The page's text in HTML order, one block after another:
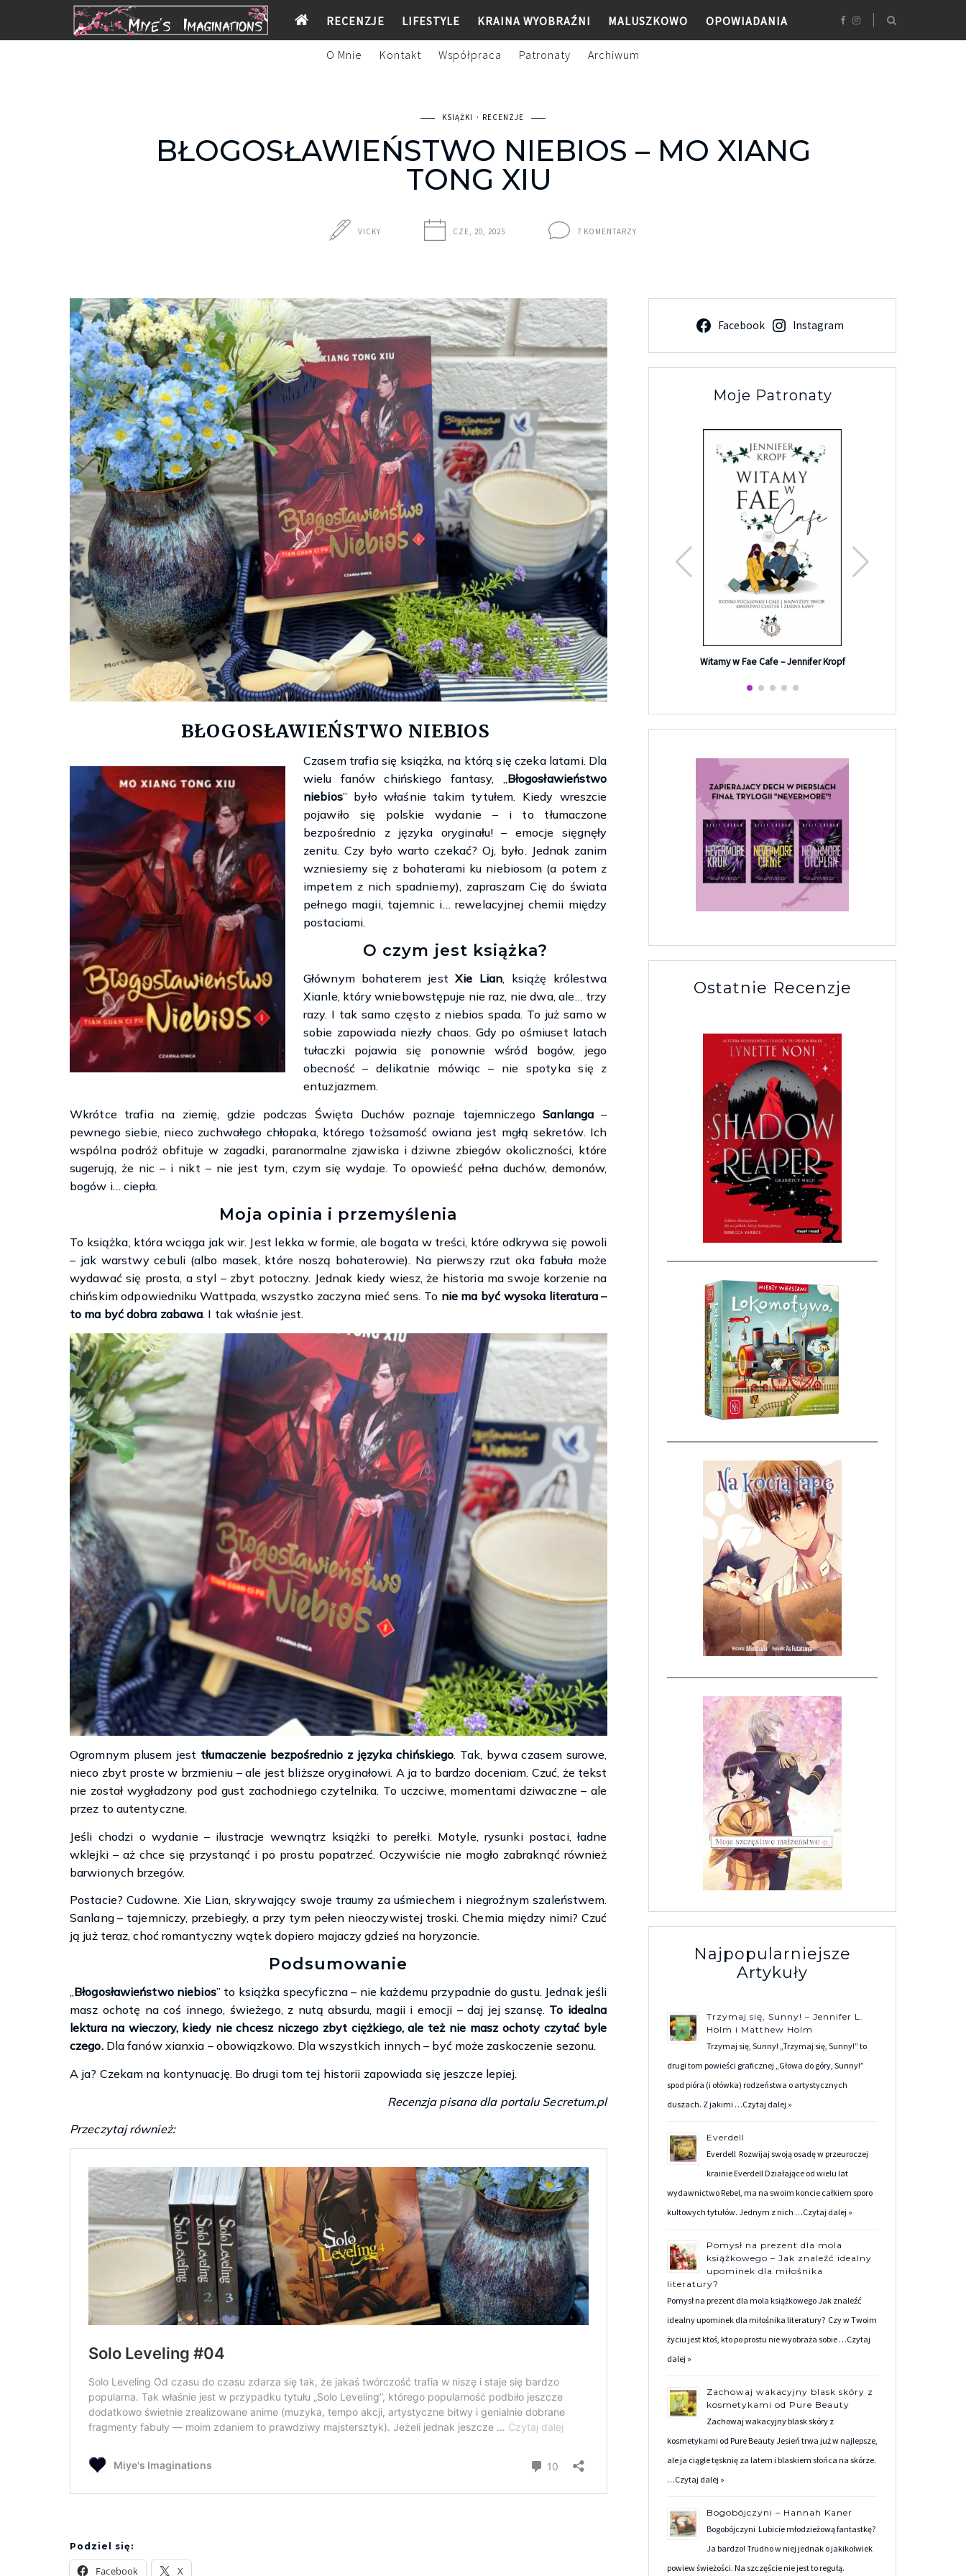
RECENZJE LIFESTYLE KRAINA WYOBRAŹNI MALUSZKOWO OPOWIADANIA
O Mnie Kontakt Współpraca Patronaty Archiwum
KSIĄŻKI RECENZJE
BŁOGOSŁAWIEŃSTWO NIEBIOS – MO XIANG
TONG XIU
VICKY CZE, 20, 2025 7 KOMENTARZY
BŁOGOSŁAWIEŃSTWO NIEBIOS
Czasem trafia się książka, na którą się czeka latami. Dla
wielu fanów chińskiego fantasy, „Błogosławieństwo
niebios” było właśnie takim tytułem. Kiedy wreszcie
pojawiło się polskie wydanie – i to tłumaczone
bezpośrednio z języka oryginału! – emocje sięgnęły
zenitu. Czy było warto czekać? Oj, było. Jednak zanim
wzniesiemy się z bohaterami ku niebiosom (a potem z
impetem z nich spadniemy), zapraszam Cię do świata
pełnego magii, tajemnic i… rewelacyjnej chemii między
postaciami.
O czym jest książka?
Głównym bohaterem jestXie Lian, książę królestwa
Xianle, który wniebowstępuje nie raz, nie dwa, ale… trzy
razy. I tak samo często z niebios spada. To już samo w
sobie zapowiada niezły chaos. Gdy po ośmiuset latach
tułaczki pojawia się ponownie wśród bogów, jego
obecność – delikatnie mówiąc – nie spotyka się z
entuzjazmem.
Wkrótce trafia na ziemię, gdzie podczas Święta Duchów poznaje tajemniczegoSanlanga –
pewnego siebie, nieco zuchwałego chłopaka, którego tożsamość owiana jest mgłą sekretów. Ich
wspólna podróż obfituje w zagadki, paranormalne zjawiska i dziwne zbiegów okoliczności, które
sugerują, że nic – i nikt – nie jest tym, czym się wydaje. To opowieść pełna duchów, demonów,
bogów i… ciepła.
Moja opinia i przemyślenia
To książka, która wciąga jak wir. Jest lekka w formie, ale bogata w treści, które odkrywa się powoli
– jak warstwy cebuli (albo masek, które noszą bohaterowie). Na pierwszy rzut oka fabuła może
wydawać się prosta, a styl – zbyt potoczny. Jednak kiedy wiesz, że historia ma swoje korzenie na
chińskim odpowiedniku Wattpada, wszystko zaczyna mieć sens. To nie ma być wysoka literatura –
to ma być dobra zabawa. I tak właśnie jest.
Ogromnym plusem jest tłumaczenie bezpośrednio z języka chińskiego. Tak, bywa czasem surowe,
nieco zbyt proste w brzmieniu – ale jest bliższe oryginałowi. A ja to bardzo doceniam. Czuć, że tekst
nie został wygładzony pod gust zachodniego czytelnika. To uczciwe, momentami dziwaczne – ale
przez to autentyczne.
Jeśli chodzi o wydanie – ilustracje wewnątrz książki to perełki. Motyle, rysunki postaci, ładne
wklejki – aż chce się przystanąć i po prostu popatrzeć. Oczywiście nie mogło zabraknąć również
barwionych brzegów.
Postacie? Cudowne. Xie Lian, skrywający swoje traumy za uśmiechem i niegroźnym szaleństwem.
Sanlang – tajemniczy, przebiegły, a przy tym pełen nieoczywistej troski. Chemia między nimi? Czuć
ją już teraz, choć romantyczny wątek dopiero majaczy gdzieś na horyzoncie.
Podsumowanie
„Błogosławieństwo niebios” to książka specyficzna – nie każdemu przypadnie do gustu. Jednak jeśli
masz ochotę na coś innego, świeżego, z nutą absurdu, magii i emocji – daj jej szansę. To idealna
lektura na wieczory, kiedy nie chcesz niczego zbyt ciężkiego, ale też nie masz ochoty czytać byle
czego.Dla fanów xianxia – obowiązkowo. Dla wszystkich innych – być może zaskoczenie sezonu.
A ja? Czekam na kontynuację. Bo drugi tom tej historii zapowiada się jeszcze lepiej.
Recenzja pisana dla portalu Secretum.pl
Przeczytaj również:
Podziel się:
Facebook X
Facebook Instagram
Moje Patronaty
Księgarnie i kościopył – Travis Baldree
Witamy w Fae Cafe – Jennifer Kropf
Ostatnie Recenzje
Najpopularniejsze
Artykuły
Trzymaj się, Sunny! – Jennifer L.
Holm i Matthew Holm
Trzymaj się, Sunny! „Trzymaj się, Sunny!” to
drugi tom powieści graficznej „Głowa do góry, Sunny!”
spod pióra (i ołówka) rodzeństwa o artystycznych
duszach. Z jakimi …Czytaj dalej »
Everdell
Everdell Rozwijaj swoją osadę w przeuroczej
krainie Everdell Działające od wielu lat
wydawnictwo Rebel, ma na swoim koncie całkiem sporo
kultowych tytułów. Jednym z nich …Czytaj dalej »
Pomysł na prezent dla mola
książkowego – Jak znaleźć idealny
upominek dla miłośnika
literatury?
Pomysł na prezent dla mola książkowego Jak znaleźć
idealny upominek dla miłośnika literatury? Czy w Twoim
życiu jest ktoś, kto po prostu nie wyobraża sobie …Czytaj
dalej »
Zachowaj wakacyjny blask skóry z
kosmetykami od Pure Beauty
Zachowaj wakacyjny blask skóry z
kosmetykami od Pure Beauty Jesień trwa już w najlepsze,
ale ja ciągle tęsknię za latem i blaskiem słońca na skórze.
…Czytaj dalej »
Bogobójczyni – Hannah Kaner
Bogobójczyni Lubicie młodzieżową fantastkę?
Ja bardzo! Trudno w niej jednak o jakikolwiek
powiew świeżości. Na szczęście nie jest to regułą.